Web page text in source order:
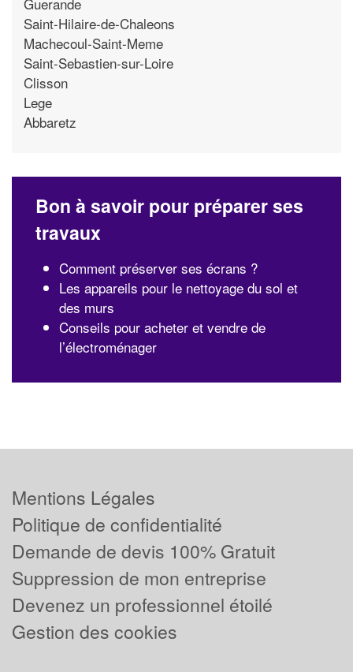
Saint-Hilaire-de-Chaleons
Machecoul-Saint-Meme
Saint-Sebastien-sur-Loire
Clisson
Lege
Abbaretz
Bon à savoir pour préparer ses
travaux
Comment préserver ses écrans ?
Les appareils pour le nettoyage du sol et
des murs
Conseils pour acheter et vendre de
l’électroménager
Mentions Légales
Politique de confidentialité
Demande de devis 100% Gratuit
Suppression de mon entreprise
Devenez un professionnel étoilé
Gestion des cookies